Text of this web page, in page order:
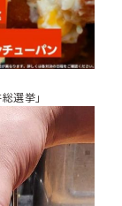
選挙」